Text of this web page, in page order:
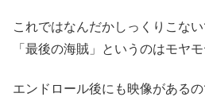
これではなんだかしっくりこな
「最後の海賊」というのはモヤ
エンドロール後にも映像がある